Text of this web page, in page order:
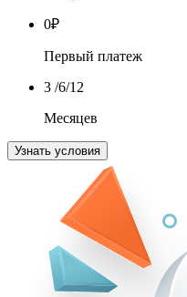
0₽
Первый платеж
3 /6/12
Месяцев
Узнать условия